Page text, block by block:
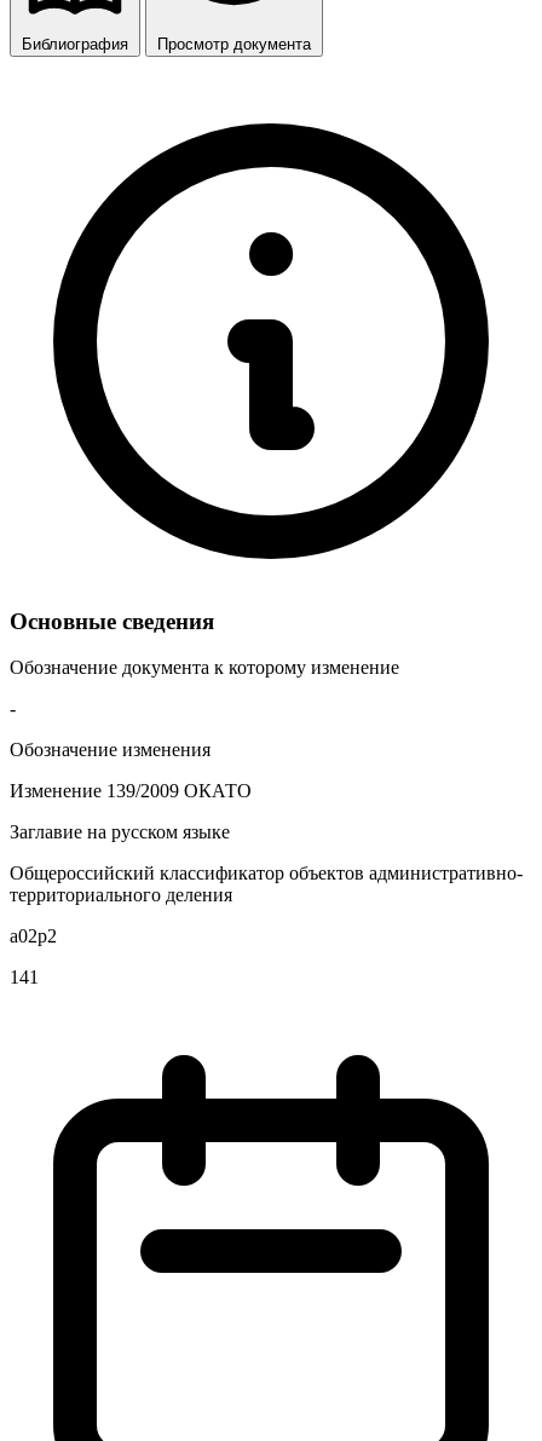
Библиография Просмотр документа
Основные сведения
Обозначение документа к которому изменение
-
Обозначение изменения
Изменение 139/2009 ОКАТО
Заглавие на русском языке
Общероссийский классификатор объектов административно-
территориального деления
a02p2
141